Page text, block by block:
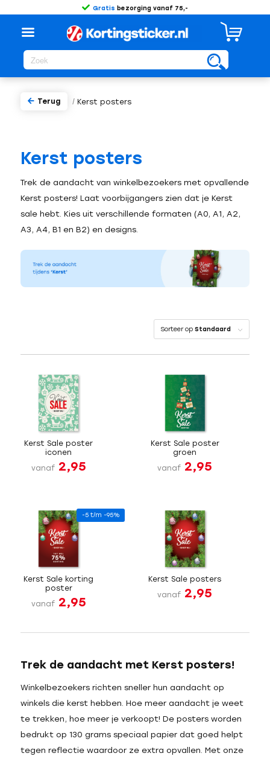
Gratis bezorging vanaf 75,-
/ Kerst posters
Terug
Kerst posters
Trek de aandacht van winkelbezoekers met opvallende
Kerst posters! Laat voorbijgangers zien dat je Kerst
sale hebt. Kies uit verschillende formaten (A0, A1, A2,
A3, A4, B1 en B2) en designs.
Sorteer opStandaard
Kerst Sale poster
iconen
vanaf 2,95
Kerst Sale poster
groen
vanaf 2,95
-5 t/m -95%
Kerst Sale korting
poster
vanaf 2,95
Kerst Sale posters
vanaf 2,95
Trek de aandacht met Kerst posters!
Winkelbezoekers richten sneller hun aandacht op
winkels die kerst hebben. Hoe meer aandacht je weet
te trekken, hoe meer je verkoopt! De posters worden
bedrukt op 130 grams speciaal papier dat goed helpt
tegen reflectie waardoor ze extra opvallen. Met onze